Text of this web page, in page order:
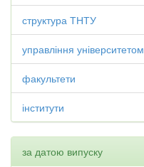
структура ТНТУ
управління університетом
факультети
інститути
за датою випуску